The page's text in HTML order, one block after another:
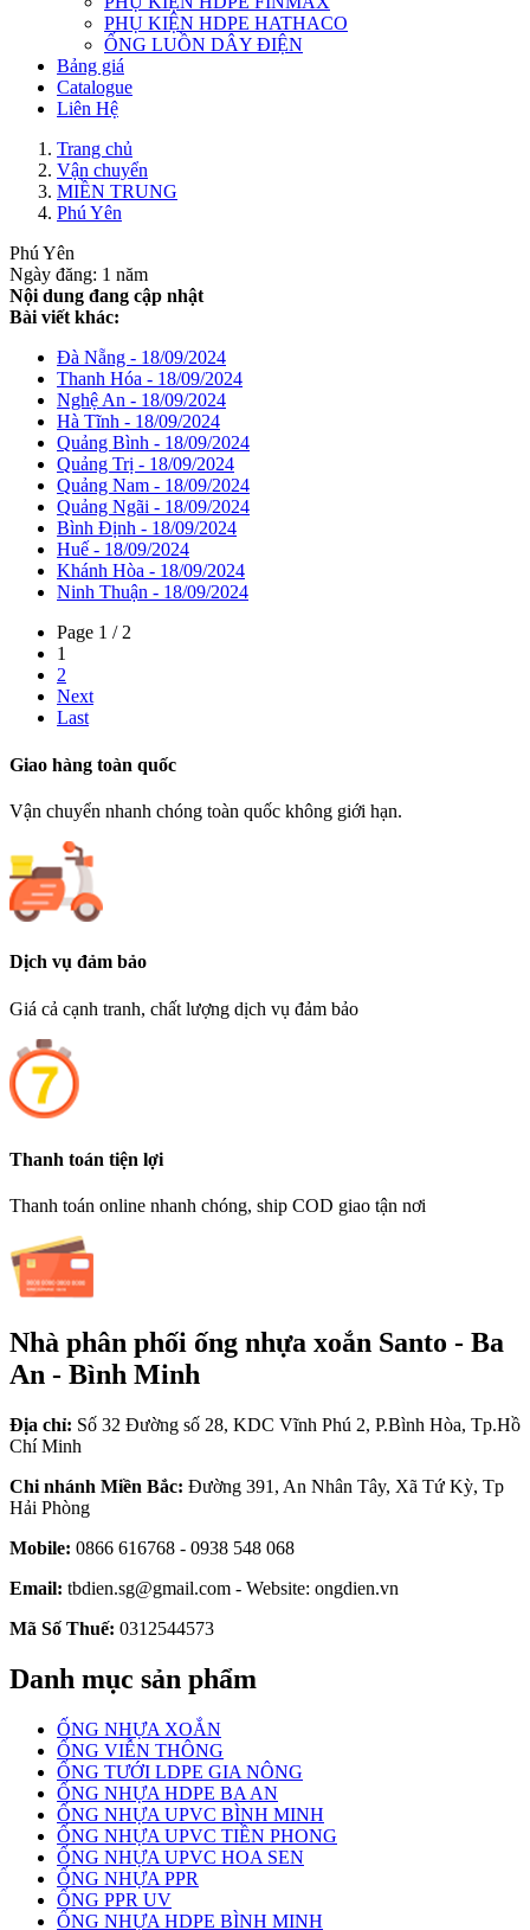
PHỤ KIỆN HDPE HATHACO
ỐNG LUỒN DÂY ĐIỆN
Bảng giá
Catalogue
Liên Hệ
Trang chủ
Vận chuyển
MIỀN TRUNG
Phú Yên
Phú Yên
Ngày đăng: 1 năm
Nội dung đang cập nhật
Bài viết khác:
Đà Nẵng - 18/09/2024
Thanh Hóa - 18/09/2024
Nghệ An - 18/09/2024
Hà Tĩnh - 18/09/2024
Quảng Bình - 18/09/2024
Quảng Trị - 18/09/2024
Quảng Nam - 18/09/2024
Quảng Ngãi - 18/09/2024
Bình Định - 18/09/2024
Huế - 18/09/2024
Khánh Hòa - 18/09/2024
Ninh Thuận - 18/09/2024
Page 1 / 2
1
2
Next
Last
Giao hàng toàn quốc
Vận chuyển nhanh chóng toàn quốc không giới hạn.
Dịch vụ đảm bảo
Giá cả cạnh tranh, chất lượng dịch vụ đảm bảo
Thanh toán tiện lợi
Thanh toán online nhanh chóng, ship COD giao tận nơi
Nhà phân phối ống nhựa xoắn Santo - Ba
An - Bình Minh
Địa chỉ: Số 32 Đường số 28, KDC Vĩnh Phú 2, P.Bình Hòa, Tp.Hồ
Chí Minh
Chi nhánh Miền Bắc: Đường 391, An Nhân Tây, Xã Tứ Kỳ, Tp
Hải Phòng
Mobile: 0866 616768 - 0938 548 068
Email: tbdien.sg@gmail.com - Website: ongdien.vn
Mã Số Thuế: 0312544573
Danh mục sản phẩm
ỐNG NHỰA XOẮN
ỐNG VIỄN THÔNG
ỐNG TƯỚI LDPE GIA NÔNG
ỐNG NHỰA HDPE BA AN
ỐNG NHỰA UPVC BÌNH MINH
ỐNG NHỰA UPVC TIỀN PHONG
ỐNG NHỰA UPVC HOA SEN
ỐNG NHỰA PPR
ỐNG PPR UV
ỐNG NHỰA HDPE BÌNH MINH